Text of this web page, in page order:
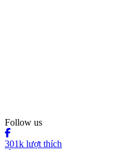
Follow us
301k lượt thích